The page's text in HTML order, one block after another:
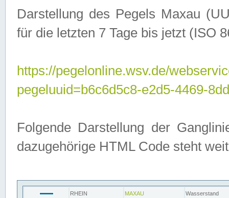
Darstellung des Pegels Maxau
für die letzten 7 Tage bis jetzt (ISO
https://pegelonline.wsv.de/
pegeluuid=b6c6d5c8-e2d5-4469-
Folgende Darstellung der
dazugehörige HTML Code steht